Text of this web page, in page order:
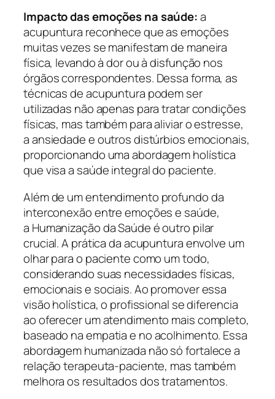
Impacto das emoções na saúde:a
acupuntura reconhece que as emoções
muitas vezes se manifestam de maneira
física, levando à dor ou à disfunção nos
órgãos correspondentes. Dessa forma, as
técnicas de acupuntura podem ser
utilizadas não apenas para tratar condições
físicas, mas também para aliviar o estresse,
a ansiedade e outros distúrbios emocionais,
proporcionando uma abordagem holística
que visa a saúde integral do paciente.
Além de um entendimento profundo da
interconexão entre emoções e saúde,
a Humanização da Saúde é outro pilar
crucial. A prática da acupuntura envolve um
olhar para o paciente como um todo,
considerando suas necessidades físicas,
emocionais e sociais. Ao promover essa
visão holística, o profissional se diferencia
ao oferecer um atendimento mais completo,
baseado na empatia e no acolhimento. Essa
abordagem humanizada não só fortalece a
relação terapeuta-paciente, mas também
melhora os resultados dos tratamentos.